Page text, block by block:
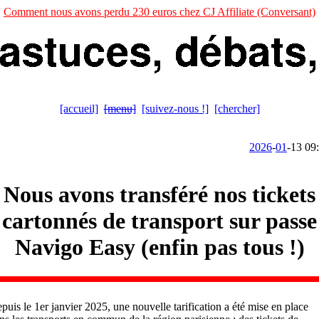
Comment nous avons perdu 230 euros chez CJ Affiliate (Conversant)
[accueil] [menu] [suivez-nous !] [chercher]
2026-01-13
Nous avons transféré nos tickets
cartonnés de transport sur passe
Navigo Easy (enfin pas tous !)
le 1er janvier 2025, une nouvelle tarification a été mise en place